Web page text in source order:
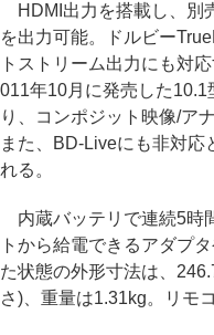
HDMI出力を搭載し、別
を出力可能。ドルビー
トストリーム出力にも対
011年10月に発売した
り、コンポジット映像/ア
また、BD-Liveにも非対応
れる。
内蔵バッテリで連続5時
トから給電できるアダプ
た状態の外形寸法は、
さ)、重量は1.31kg。リモ